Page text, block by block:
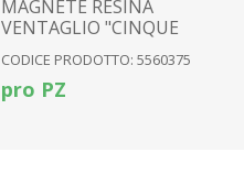
MAGNETE RESINA
VENTAGLIO "CINQUE
TERRE"
CODICE PRODOTTO: 5560375
pro PZ